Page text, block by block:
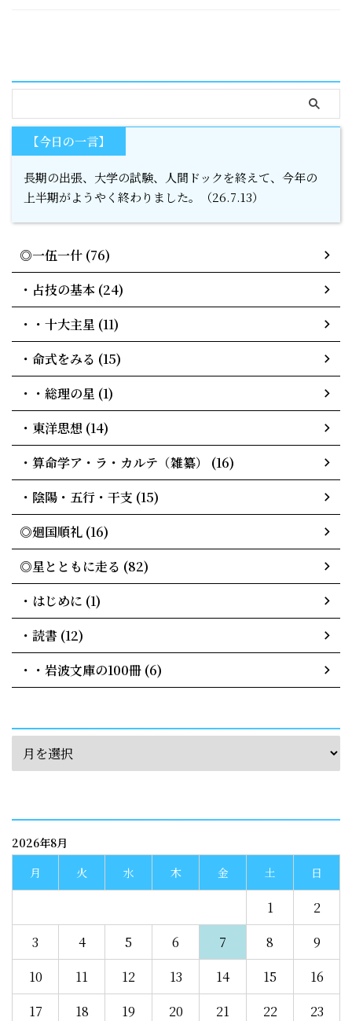
【今日の一言】
長期の出張、大学の試験、人間ドックを終えて、今年の
上半期がようやく終わりました。（26.7.13）
◎一伍一什 (76)
・占技の基本 (24)
・・十大主星 (11)
・命式をみる (15)
・・総理の星 (1)
・東洋思想 (14)
・算命学ア・ラ・カルテ（雑纂） (16)
・陰陽・五行・干支 (15)
◎廻国順礼 (16)
◎星とともに走る (82)
・はじめに (1)
・読書 (12)
・・岩波文庫の100冊 (6)
2026年8月
月
火 水 木 金 土 日
1
2
3
4 5 6 7 8
9
10
11 12 13 14 15
16
17
18 19 20 21 22
23